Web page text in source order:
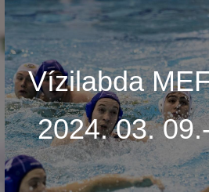
Vízilabda
2024. 03.